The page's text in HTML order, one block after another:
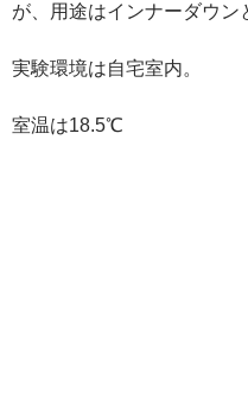
が、用途はインナーダウン
実験環境は自宅室内。
室温は18.5℃